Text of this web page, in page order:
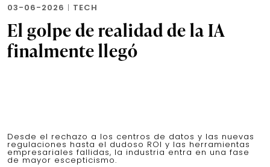
03-06-2026 | TECH
El golpe de realidad de la IA
finalmente llegó
Desde el rechazo a los centros de datos y las nuevas
regulaciones hasta el dudoso ROI y las herramientas
empresariales fallidas, la industria entra en una fase
de mayor escepticismo.